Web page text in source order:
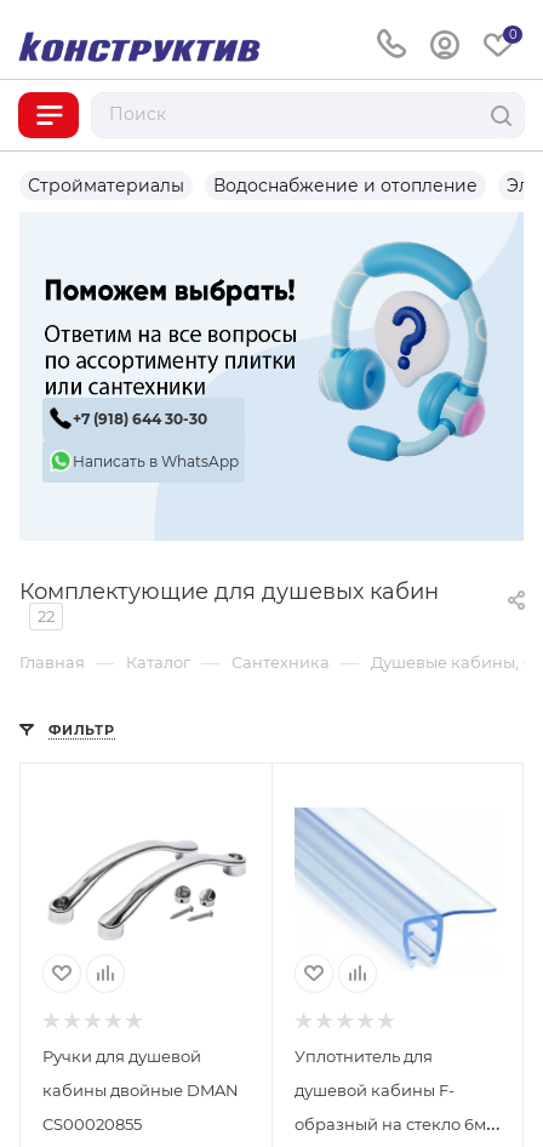
0
Стройматериалы Водоснабжение и отопление
+7 (918) 644 30-30
Написать в WhatsApp
Комплектующие для душевых кабин
22
Главная — Каталог — Сантехника — Душевые кабины,
ФИЛЬТР
Ручки для душевой
кабины двойные DMAN
CS00020855
Уплотнитель для
душевой кабины F-
образный на стекло 6мм